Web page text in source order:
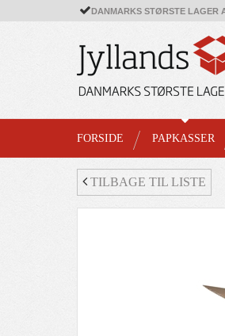
DANMARKS STØRSTE LAGER
FORSIDE PAPKASSER
TILBAGE TIL LISTE